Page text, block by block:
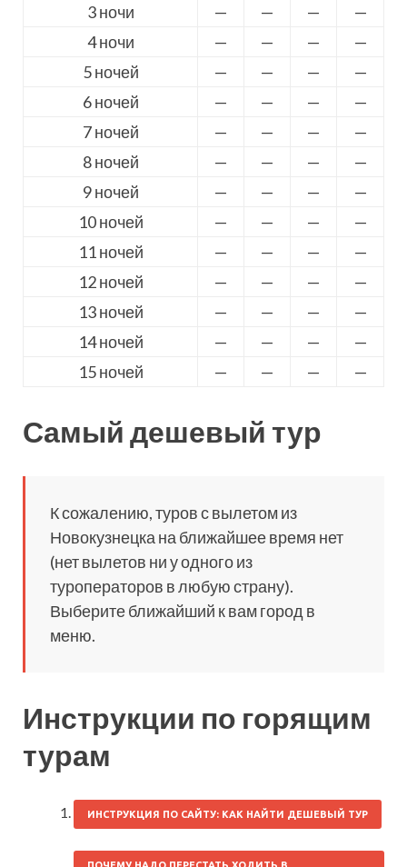
3 ночи
— — —
—
4 ночи
— — —
—
5 ночей
— — —
—
6 ночей
— — —
—
7 ночей
— — —
—
8 ночей
— — —
—
9 ночей
— — —
—
10 ночей
— — —
—
11 ночей
— — —
—
12 ночей
— — —
—
13 ночей
— — —
—
14 ночей
— — —
—
15 ночей
— — — —
Самый дешевый тур
К сожалению, туров с вылетом из
Новокузнецка на ближайшее время нет
(нет вылетов ни у одного из
туроператоров в любую страну).
Выберите ближайший к вам город в
меню.
Инструкции по горящим
турам
ИНСТРУКЦИЯ ПО САЙТУ: КАК НАЙТИ ДЕШЕВЫЙ ТУР